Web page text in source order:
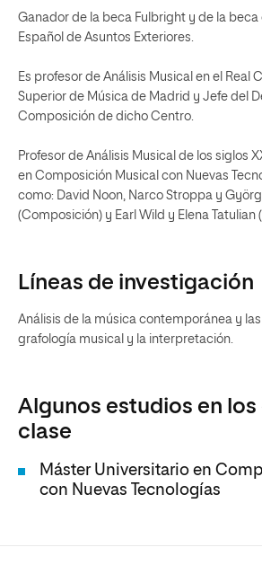
Ganador de la beca Fulbright y de la beca
Español de Asuntos Exteriores.
Es profesor de Análisis Musical en el Real
Superior de Música de Madrid y Jefe del
Composición de dicho Centro.
Profesor de Análisis Musical de los siglos
en Composición Musical con Nuevas
como: David Noon, Narco Stroppa y
(Composición) y Earl Wild y Elena Tatulian
Líneas de investigación
Análisis de la música contemporánea y
grafología musical y la interpretación.
Algunos estudios en
clase
Máster Universitario en
con Nuevas Tecnologías